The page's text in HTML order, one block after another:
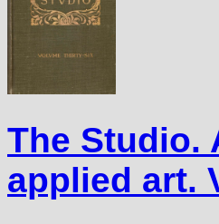
The Studio.
applied art.